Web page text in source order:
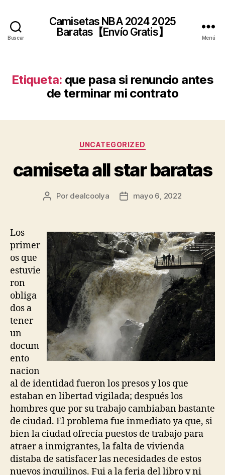
Buscar
Camisetas NBA 2024 2025
Baratas【Envío Gratis】
Menú
Etiqueta: que pasa si renuncio antes
de terminar mi contrato
Categorías
UNCATEGORIZED
camiseta all star baratas
Autor
Por dealcoolya
Fechamayo 6, 2022
Los
primer
os que
estuvie
ron
obliga
dos a
tener
un
docum
ento
nacion
al de identidad fueron los presos y los que
estaban en libertad vigilada; después los
hombres que por su trabajo cambiaban bastante
de ciudad. El problema fue inmediato ya que, si
bien la ciudad ofrecía puestos de trabajo para
atraer a inmigrantes, la falta de vivienda
distaba de satisfacer las necesidades de estos
nuevos inquilinos. Fui a la feria del libro y ni